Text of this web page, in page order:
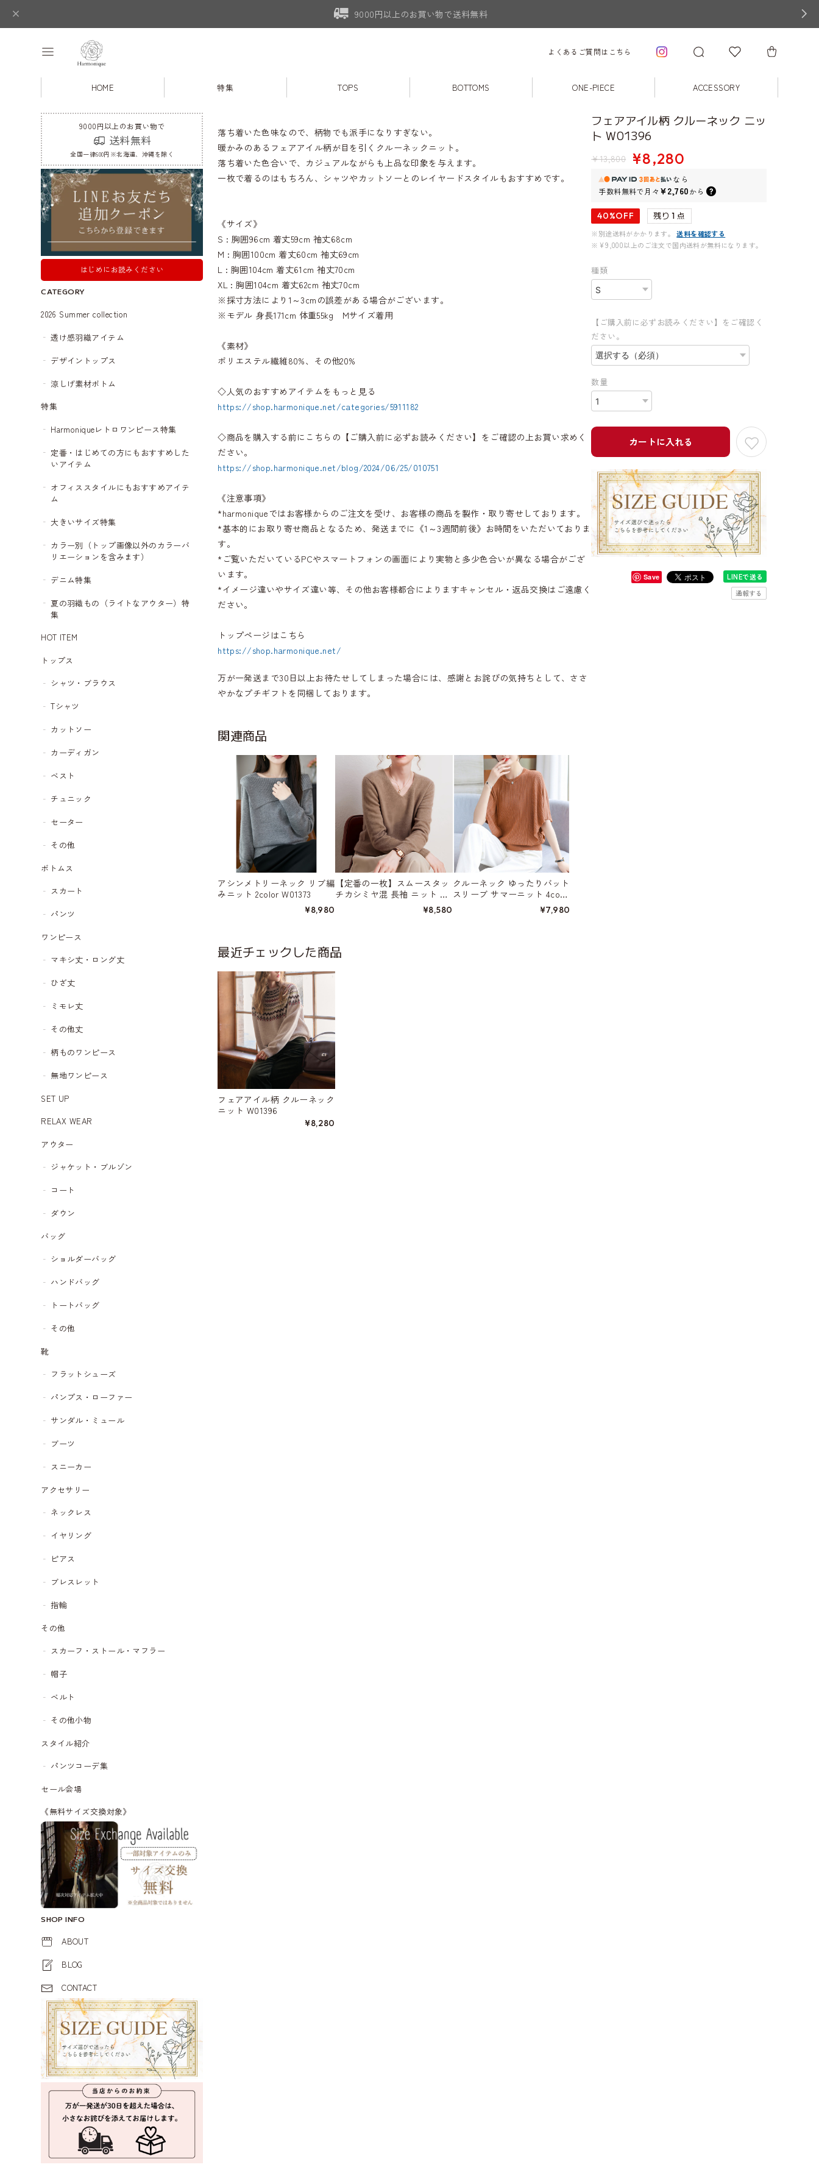
9000円以上のお買い物で送料無料
よくあるご質問はこちら
HOME 特集 TOPS BOTTOMS ONE-PIECE ACCESSORY
9000円以上のお買い物で
送料無料
全国一律600円※北海道、沖縄を除く
はじめにお読みください
CATEGORY
2026 Summer collection
透け感羽織アイテム
デザイントップス
涼しげ素材ボトム
特集
Harmoniqueレトロワンピース特集
定番・はじめての方にもおすすめした
いアイテム
オフィススタイルにもおすすめアイテ
ム
大きいサイズ特集
カラー別（トップ画像以外のカラーバ
リエーションを含みます）
デニム特集
夏の羽織もの（ライトなアウター）特
集
HOT ITEM
トップス
シャツ・ブラウス
Tシャツ
カットソー
カーディガン
ベスト
チュニック
セーター
その他
ボトムス
スカート
パンツ
ワンピース
マキシ丈・ロング丈
ひざ丈
ミモレ丈
その他丈
柄ものワンピース
無地ワンピース
SET UP
RELAX WEAR
アウター
ジャケット・ブルゾン
コート
ダウン
バッグ
ショルダーバッグ
ハンドバッグ
トートバッグ
その他
靴
フラットシューズ
パンプス・ローファー
サンダル・ミュール
ブーツ
スニーカー
アクセサリー
ネックレス
イヤリング
ピアス
ブレスレット
指輪
その他
スカーフ・ストール・マフラー
帽子
ベルト
その他小物
スタイル紹介
パンツコーデ集
セール会場
《無料サイズ交換対象》
SHOP INFO
ABOUT
BLOG
CONTACT
落ち着いた色味なので、柄物でも派手になりすぎない。
暖かみのあるフェアアイル柄が目を引くクルーネックニット。
落ち着いた色合いで、カジュアルながらも上品な印象を与えます。
一枚で着るのはもちろん、シャツやカットソーとのレイヤードスタイルもおすすめです。
《サイズ》
S : 胸囲96cm 着丈59cm 袖丈68cm
M : 胸囲100cm 着丈60cm 袖丈69cm
L : 胸囲104cm 着丈61cm 袖丈70cm
XL : 胸囲104cm 着丈62cm 袖丈70cm
※採寸方法により1～3cmの誤差がある場合がございます。
※モデル 身長171cm 体重55kg Mサイズ着用
《素材》
ポリエステル繊維80%、その他20%
◇人気のおすすめアイテムをもっと見る
https://shop.harmonique.net/categories/5911182
◇商品を購入する前にこちらの【ご購入前に必ずお読みください】をご確認の上お買い求めく
ださい。
https://shop.harmonique.net/blog/2024/06/25/010751
《注意事項》
*harmoniqueではお客様からのご注文を受け、お客様の商品を製作・取り寄せしております。
*基本的にお取り寄せ商品となるため、発送までに《1～3週間前後》お時間をいただいておりま
す。
*ご覧いただいているPCやスマートフォンの画面により実物と多少色合いが異なる場合がござ
います。
*イメージ違いやサイズ違い等、その他お客様都合によりますキャンセル・返品交換はご遠慮く
ださい。
トップページはこちら
https://shop.harmonique.net/
フェアアイル柄 クルーネック ニッ
ト W01396
¥13,800 ¥8,280
なら
手数料無料で月々 ¥2,760から
40%OFF
残り 1 点
※別途送料がかかります。
送料を確認する
※¥9,000以上のご注文で国内送料が無料になります。
種類
【ご購入前に必ずお読みください】をご確認く
ださい。
数量
カートに入れる
Save
LINEで送る
通報する
万が一発送まで30日以上お待たせしてしまった場合には、感謝とお詫びの気持ちとして、ささ
やかなプチギフトを同梱しております。
関連商品
アシンメトリーネック リブ編
みニット 2color W01373
¥8,980
【定番の一枚】スムースタッ
チカシミヤ混 長袖 ニット プ
ルオーバー 8color W01445
¥8,580
クルーネック ゆったりバット
スリーブ サマーニット 4colo
¥7,980
最近チェックした商品
フェアアイル柄 クルーネック
ニット W01396
¥8,280